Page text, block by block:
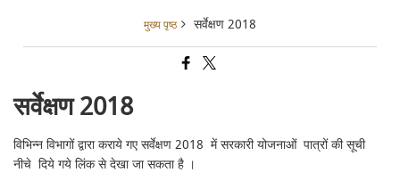
मुख्य पृष्ठ सर्वेक्षण 2018
सर्वेक्षण 2018
विभिन्न विभागों द्वारा कराये गए सर्वेक्षण 2018 में सरकारी योजनाओं पात्रों की सूची
नीचे दिये गये लिंक से देखा जा सकता है ।